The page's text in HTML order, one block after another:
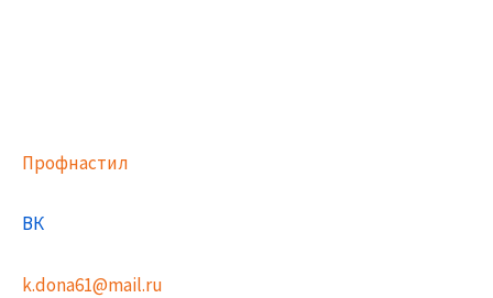
Профнастил
ВК
k.dona61@mail.ru